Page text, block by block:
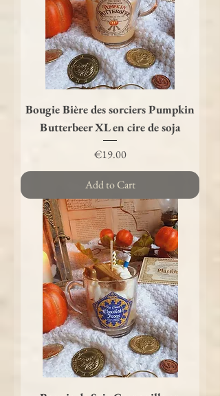
Bougie Bière des sorciers Pumpkin
Butterbeer XL en cire de soja
Price
€19.00
Add to Cart